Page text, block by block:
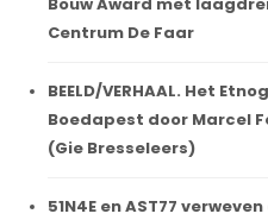
Bouw Award met
Centrum De Faar
BEELD/VERHAAL. Het
Boedapest door Marcel
(Gie Bresseleers)
51N4E en AST77